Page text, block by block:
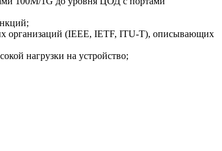
организаций (IEEE, IETF, ITU-T), описывающих
нагрузки на устройство;